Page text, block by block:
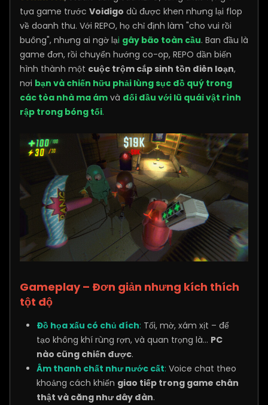
tựa game trước Voidigo dù được khen nhưng lại flop
về doanh thu. Với REPO, họ chỉ định làm "cho vui rồi
buông", nhưng ai ngờ lại gây bão toàn cầu. Ban đầu là
game đơn, rồi chuyển hướng co-op, REPO dần biến
hình thành một cuộc trộm cắp sinh tồn điên loạn,
nơi bạn và chiến hữu phải lùng sục đồ quý trong
các tòa nhà ma ám và đối đầu với lũ quái vật rình
rập trong bóng tối.
Gameplay – Đơn giản nhưng kích thích
tột độ
Đồ họa xấu có chủ đích: Tối, mờ, xám xịt – để
tạo không khí rùng rợn, và quan trọng là… PC
nào cũng chiến được.
Âm thanh chất như nước cất: Voice chat theo
khoảng cách khiến giao tiếp trong game chân
thật và căng như dây đàn.